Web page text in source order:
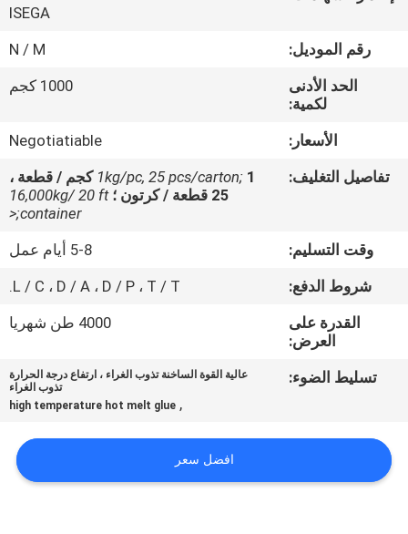
مراقبة
اتصل
أخبار
القضايا
اطلب
أسعار
ISEGA
رقم الموديل:
N / M
الحد الأدنى
لكمية:
1000 كجم
الأسعار:
Negotiatiable
تفاصيل التغليف:
1kg/pc, 25 pcs/carton; 1 كجم / قطعة ،
25 قطعة / كرتون ؛
16,000kg/ 20 ft
container;<
وقت التسليم:
5-8 أيام عمل
شروط الدفع:
L / C ، D / A ، D / P ، T / T.
القدرة على
العرض:
4000 طن شهريا
تسليط الضوء:
عالية القوة الساخنة تذوب الغراء ، ارتفاع درجة الحرارة
تذوب الغراء
,
high temperature hot melt glue
افضل سعر